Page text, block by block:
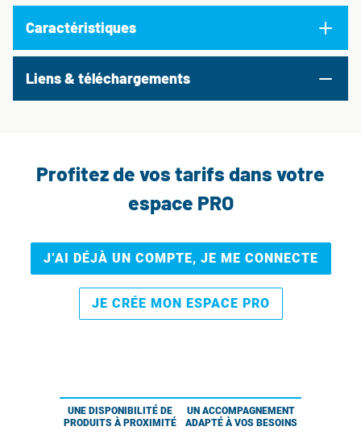
Caractéristiques
Liens & téléchargements
Profitez de vos tarifs dans votre
espace PRO
J’AI DÉJÀ UN COMPTE, JE ME CONNECTE
JE CRÉE MON ESPACE PRO
UNE DISPONIBILITÉ DE
PRODUITS À PROXIMITÉ
UN ACCOMPAGNEMENT
ADAPTÉ À VOS BESOINS